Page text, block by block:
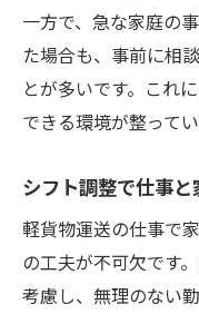
一方で、急な家庭の
た場合も、事前に相
とが多いです。これ
できる環境が整ってい
シフト調整で仕事
軽貨物運送の仕事で
の工夫が不可欠です
考慮し、無理のない